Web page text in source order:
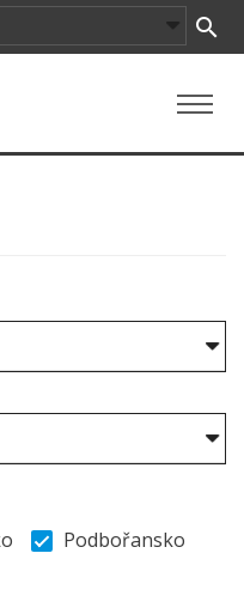
Podbořansko